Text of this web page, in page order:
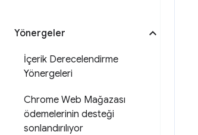
Yönergeler
İçerik Derecelendirme
Yönergeleri
Chrome Web Mağazası
ödemelerinin desteği
sonlandırılıyor